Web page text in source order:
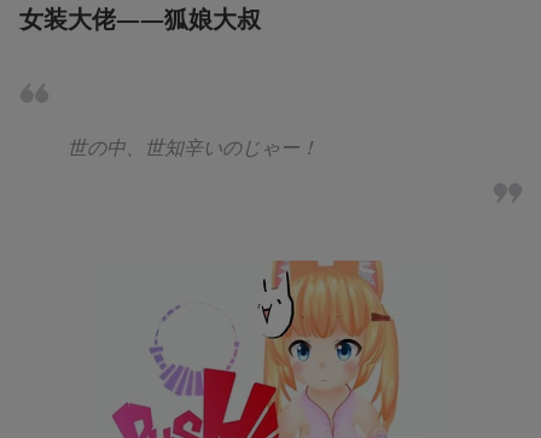
女装大佬——狐娘大叔
世の中、世知辛いのじゃー！